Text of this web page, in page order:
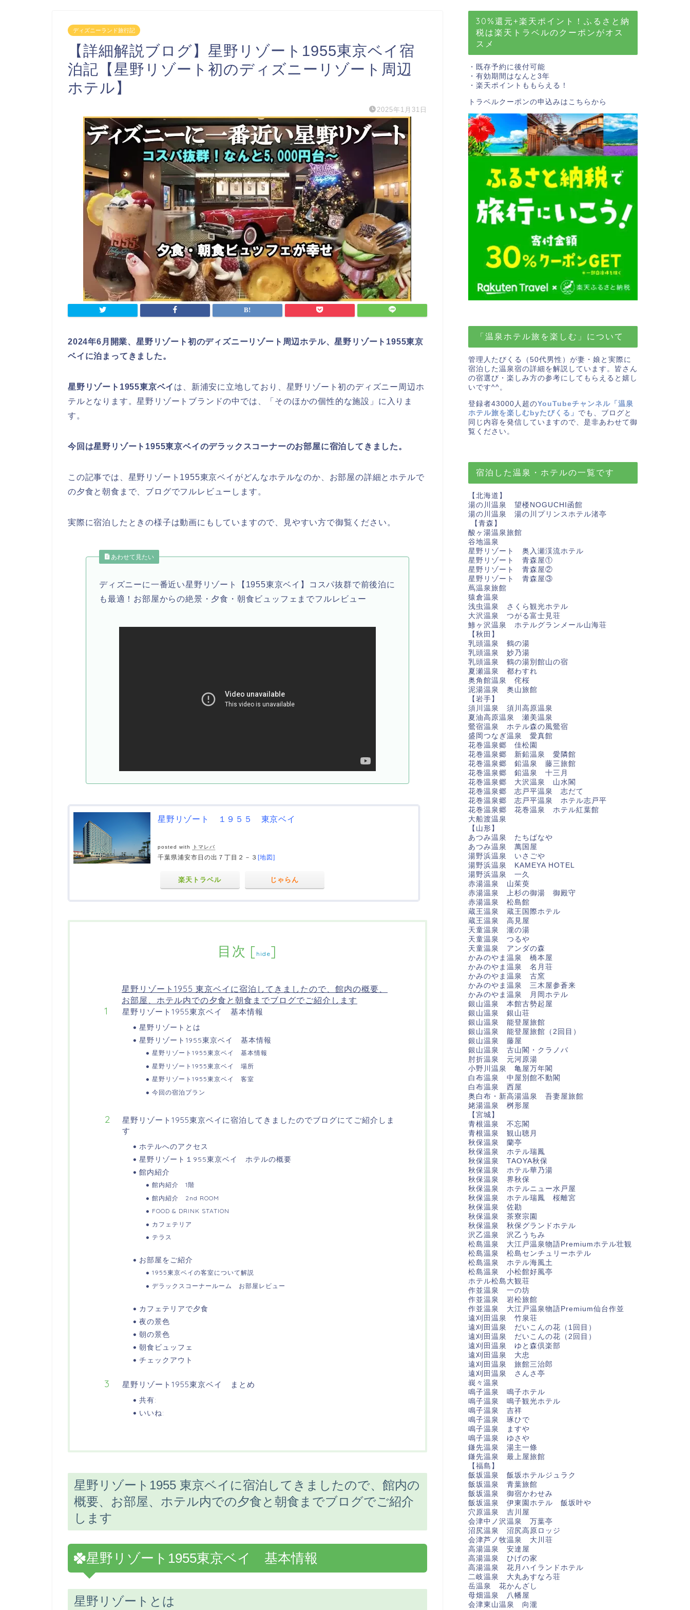
ディズニーランド旅行記
【詳細解説ブログ】星野リゾート1955東京ベイ宿
泊記【星野リゾート初のディズニーリゾート周辺
ホテル】
2025年1月31日
2024年6月開業、星野リゾート初のディズニーリゾート周辺ホテル、星野リゾート1955東京
ベイに泊まってきました。
星野リゾート1955東京ベイ は、新浦安に立地しており、星野リゾート初のディズニー周辺ホ
テルとなります。星野リゾートブランドの中では、「そのほかの個性的な施設」に入りま
す。
今回は星野リゾート1955東京ベイのデラックスコーナーのお部屋に宿泊してきました。
この記事では、星野リゾート1955東京ベイがどんなホテルなのか、お部屋の詳細とホテルで
の夕食と朝食まで、ブログでフルレビューします。
実際に宿泊したときの様子は動画にもしていますので、見やすい方で御覧ください。
あわせて見たい
ディズニーに一番近い星野リゾート【1955東京ベイ】コスパ抜群で前後泊に
も最適！お部屋からの絶景・夕食・朝食ビュッフェまでフルレビュー
星野リゾート １９５５ 東京ベイ
posted with トマレバ
千葉県浦安市日の出７丁目２－３ [地図]
楽天トラベル じゃらん
目次 [ hide]
星野リゾート1955 東京ベイに宿泊してきましたので、館内の概要、
お部屋、ホテル内での夕食と朝食までブログでご紹介します
星野リゾート1955東京ベイ 基本情報
星野リゾートとは
星野リゾート1955東京ベイ 基本情報
星野リゾート1955東京ベイ 基本情報
星野リゾート1955東京ベイ 場所
星野リゾート1955東京ベイ 客室
今回の宿泊プラン
星野リゾート1955東京ベイに宿泊してきましたのでブログにてご紹介しま
す
ホテルへのアクセス
星野リゾート１955東京ベイ ホテルの概要
館内紹介
館内紹介 1階
館内紹介 2nd ROOM
FOOD & DRINK STATION
カフェテリア
テラス
お部屋をご紹介
1955東京ベイの客室について解説
デラックスコーナールーム お部屋レビュー
カフェテリアで夕食
夜の景色
朝の景色
朝食ビュッフェ
チェックアウト
星野リゾート1955東京ベイ まとめ
共有:
いいね:
星野リゾート1955 東京ベイに宿泊してきましたので、館内の
概要、お部屋、ホテル内での夕食と朝食までブログでご紹介
します
星野リゾート1955東京ベイ 基本情報
星野リゾートとは
30%還元+楽天ポイント！ふるさと納
税は楽天トラベルのクーポンがオス
スメ
・既存予約に後付可能
・有効期間はなんと3年
・楽天ポイントももらえる！
トラベルクーポンの申込みはこちら から
「温泉ホテル旅を楽しむ」について
管理人たびくる（50代男性）が妻・娘と実際に
宿泊した温泉宿の詳細を解説しています。皆さん
の宿選び・楽しみ方の参考にしてもらえると嬉し
いです^^。
登録者43000人超のYouTubeチャンネル「温泉
ホテル旅を楽しむbyたびくる」 でも、ブログと
同じ内容を発信していますので、是非あわせて御
覧ください。
宿泊した温泉・ホテルの一覧です
【北海道】
湯の川温泉 望楼NOGUCHI函館
湯の川温泉 湯の川プリンスホテル渚亭
【青森】
酸ヶ湯温泉旅館
谷地温泉
星野リゾート 奥入瀬渓流ホテル
星野リゾート 青森屋①
星野リゾート 青森屋②
星野リゾート 青森屋③
蔦温泉旅館
猿倉温泉
浅虫温泉 さくら観光ホテル
大沢温泉 つがる富士見荘
鯵ヶ沢温泉 ホテルグランメール山海荘
【秋田】
乳頭温泉 鶴の湯
乳頭温泉 妙乃湯
乳頭温泉 鶴の湯別館山の宿
夏瀬温泉 都わすれ
奥角館温泉 侘桜
泥湯温泉 奥山旅館
【岩手】
須川温泉 須川高原温泉
夏油高原温泉 瀬美温泉
鶯宿温泉 ホテル森の風鶯宿
盛岡つなぎ温泉 愛真館
花巻温泉郷 佳松園
花巻温泉郷 新鉛温泉 愛隣館
花巻温泉郷 鉛温泉 藤三旅館
花巻温泉郷 鉛温泉 十三月
花巻温泉郷 大沢温泉 山水閣
花巻温泉郷 志戸平温泉 志だて
花巻温泉郷 志戸平温泉 ホテル志戸平
花巻温泉郷 花巻温泉 ホテル紅葉館
大船渡温泉
【山形】
あつみ温泉 たちばなや
あつみ温泉 萬国屋
湯野浜温泉 いさごや
湯野浜温泉 KAMEYA HOTEL
湯野浜温泉 一久
赤湯温泉 山茱萸
赤湯温泉 上杉の御湯 御殿守
赤湯温泉 松島館
蔵王温泉 蔵王国際ホテル
蔵王温泉 高見屋
天童温泉 瀧の湯
天童温泉 つるや
天童温泉 アンダの森
かみのやま温泉 橋本屋
かみのやま温泉 名月荘
かみのやま温泉 古窯
かみのやま温泉 三木屋参蒼来
かみのやま温泉 月岡ホテル
銀山温泉 本館古勢起屋
銀山温泉 銀山荘
銀山温泉 能登屋旅館
銀山温泉 能登屋旅館（2回目）
銀山温泉 藤屋
銀山温泉 古山閣・クラノバ
肘折温泉 元河原湯
小野川温泉 亀屋万年閣
白布温泉 中屋別館不動閣
白布温泉 西屋
奥白布・新高湯温泉 吾妻屋旅館
姥湯温泉 桝形屋
【宮城】
青根温泉 不忘閣
青根温泉 観山聴月
秋保温泉 蘭亭
秋保温泉 ホテル瑞鳳
秋保温泉 TAOYA秋保
秋保温泉 ホテル華乃湯
秋保温泉 界秋保
秋保温泉 ホテルニュー水戸屋
秋保温泉 ホテル瑞鳳 桜離宮
秋保温泉 佐勘
秋保温泉 茶寮宗園
秋保温泉 秋保グランドホテル
沢乙温泉 沢乙うちみ
松島温泉 大江戸温泉物語Premiumホテル壮観
松島温泉 松島センチュリーホテル
松島温泉 ホテル海風土
松島温泉 小松館好風亭
ホテル松島大観荘
作並温泉 一の坊
作並温泉 岩松旅館
作並温泉 大江戸温泉物語Premium仙台作並
遠刈田温泉 竹泉荘
遠刈田温泉 だいこんの花（1回目）
遠刈田温泉 だいこんの花（2回目）
遠刈田温泉 ゆと森倶楽部
遠刈田温泉 大忠
遠刈田温泉 旅館三治郎
遠刈田温泉 さんさ亭
峩々温泉
鳴子温泉 鳴子ホテル
鳴子温泉 鳴子観光ホテル
鳴子温泉 吉祥
鳴子温泉 琢ひで
鳴子温泉 ますや
鳴子温泉 ゆさや
鎌先温泉 湯主一條
鎌先温泉 最上屋旅館
【福島】
飯坂温泉 飯坂ホテルジュラク
飯坂温泉 青葉旅館
飯坂温泉 御宿かわせみ
飯坂温泉 伊東園ホテル 飯坂叶や
穴原温泉 吉川屋
会津中ノ沢温泉 万葉亭
沼尻温泉 沼尻高原ロッジ
会津芦ノ牧温泉 大川荘
高湯温泉 安達屋
高湯温泉 ひげの家
高湯温泉 花月ハイランドホテル
二岐温泉 大丸あすなろ荘
岳温泉 花かんざし
母畑温泉 八幡屋
会津東山温泉 向瀧